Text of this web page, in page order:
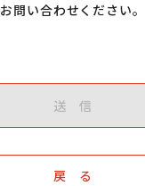
お問い合わせください。
送 信
戻 る